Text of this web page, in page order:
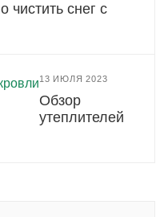
чистить снег с
13 ИЮЛЯ 2023
Обзор
утеплителей